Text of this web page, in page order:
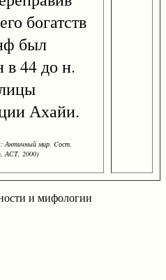
богатств
был
в 44 до н.
Ахайи.
Античный мир. Cост.
АСТ, 2000)
и мифологии